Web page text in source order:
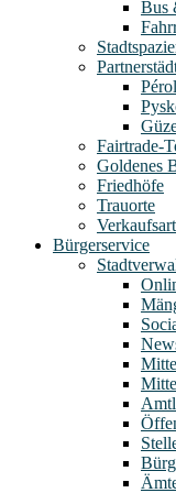
Bus
Fairtrade-
Goldenes
Friedhöfe
Trauorte
Bürgerservice